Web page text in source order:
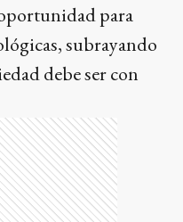
para
subrayando
debe ser con